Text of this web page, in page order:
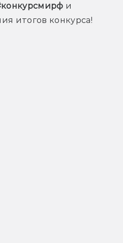
и
итогов конкурса!